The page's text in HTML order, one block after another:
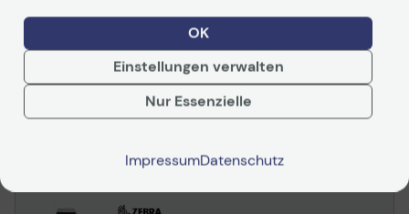
378,61 €
inkl. MwSt. zzgl.Versandab5,99 €
In den Warenkorb
Mehr erfahren
OK
Einstellungen verwalten
Nur Essenzielle
ImpressumDatenschutz